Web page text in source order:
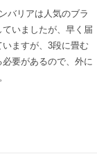
バリアは人気のブラ
いましたが、早く届
ますが、3段に畳む
要があるので、外に